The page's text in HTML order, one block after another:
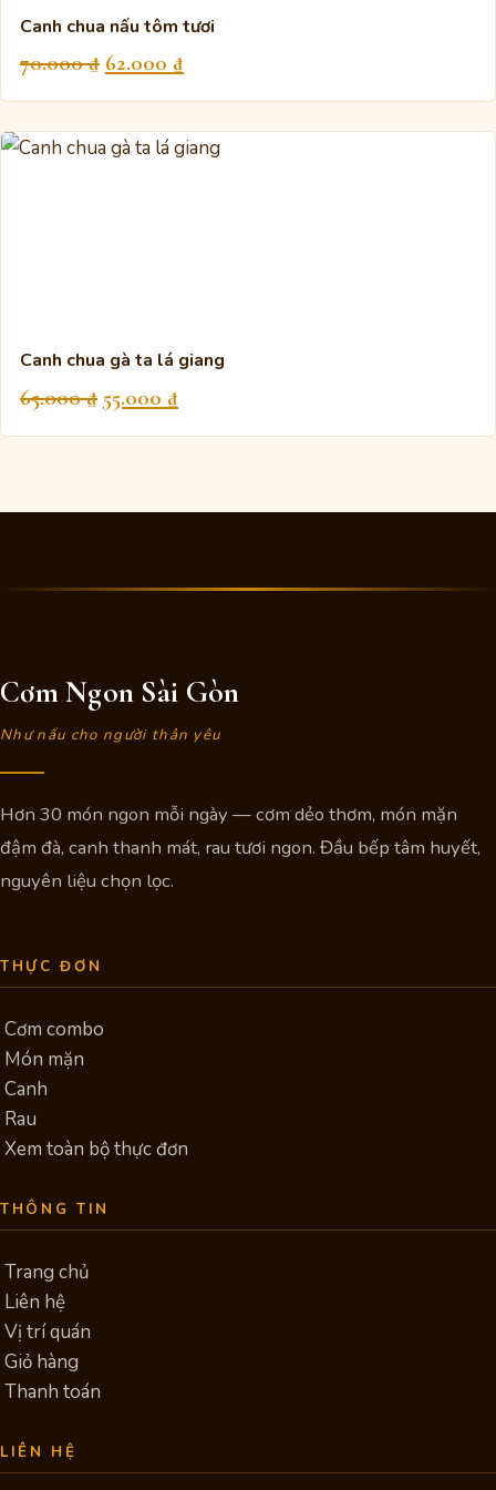
Canh chua nấu tôm tươi
70.000₫ Giá
gốc
là:
62.000 ₫
hiện
tại
Canh chua gà ta lá giang
65.000₫ Giá
gốc
65.000 ₫.
55.000 ₫
hiện
là:
Cơm Ngon Sài Gòn
Như nấu cho người thân yêu
Hơn 30 món ngon mỗi ngày — cơm dẻo thơm, món mặn
đậm đà, canh thanh mát, rau tươi ngon. Đầu bếp tâm huyết,
nguyên liệu chọn lọc.
THỰC ĐƠN
Cơm combo
Món mặn
Canh
Rau
Xem toàn bộ thực đơn
THÔNG TIN
Trang chủ
Liên hệ
Vị trí quán
Giỏ hàng
Thanh toán
LIÊN HỆ